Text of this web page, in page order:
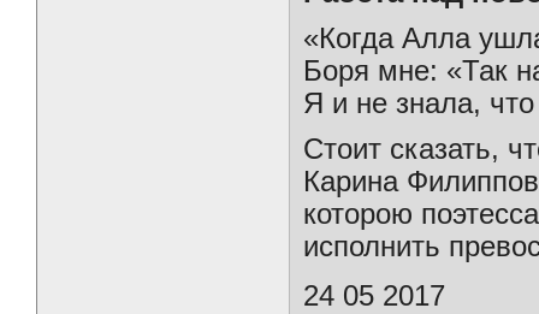
«Когда Алла
Боря мне: «Так
Я и не знала,
Стоит сказать,
Карина
которою
исполнить
24 05 2017